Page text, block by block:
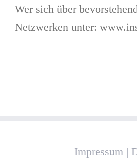
Wer sich über
Netzwerken unter:
Impressum|